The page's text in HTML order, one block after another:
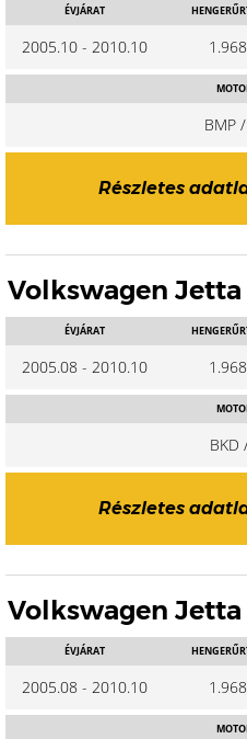
ÉVJÁRAT
2005.10 - 2010.10
BMP
Részletes
Volkswagen Jetta
ÉVJÁRAT
2005.08 - 2010.10
BKD
Részletes
Volkswagen Jetta
ÉVJÁRAT
2005.08 - 2010.10